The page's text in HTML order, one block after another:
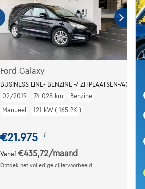
Ford Galaxy
BUSINESS LINE- BENZINE -7 ZITPLAATSEN-74000KM
02/2019
74.028 km
Benzine
Manueel
121 kW ( 165 PK )
€21.975 1
Vanaf €435,72/maand
Ontdek het volledige cijfervoorbeeld